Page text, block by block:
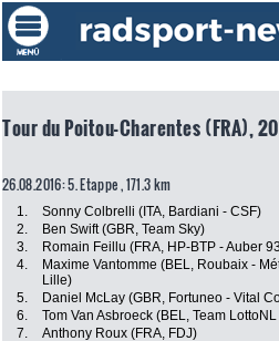
Tour du Poitou-Charentes (FRA),
26.08.2016: 5. Etappe , 171.3 km
1. Sonny Colbrelli (ITA, Bardiani - CSF)
2.
Ben Swift (GBR, Team Sky)
3.
Romain Feillu (FRA, HP-BTP - Auber
4.
Maxime Vantomme (BEL, Roubaix -
Lille)
5. Daniel McLay (GBR, Fortuneo - Vital
6.
Tom Van Asbroeck (BEL, Team
7.
Anthony Roux (FRA, FDJ)